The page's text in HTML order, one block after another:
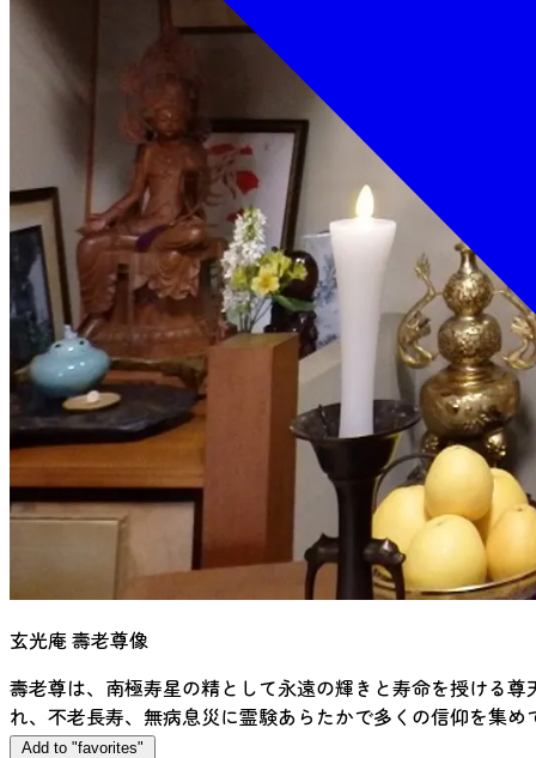
玄光庵 壽老尊像
壽老尊は、南極寿星の精として永遠の輝きと寿命を授ける
れ、不老長寿、無病息災に霊験あらたかで多くの信仰を集め
Add to "favorites"